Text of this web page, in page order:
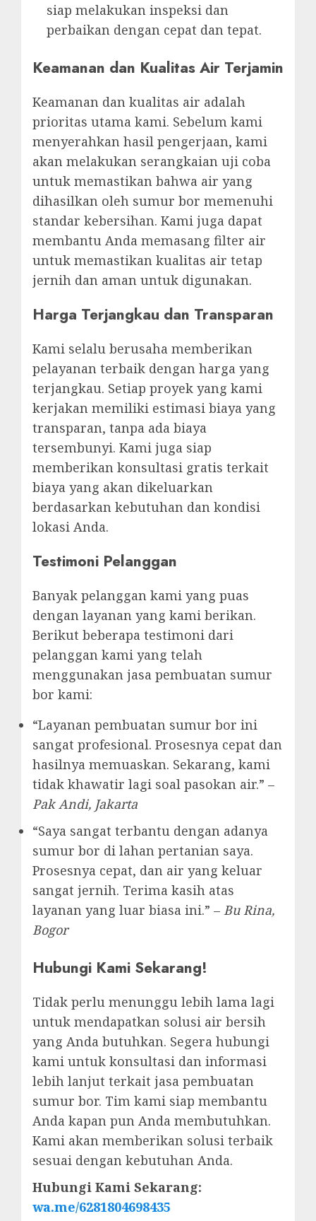
siap melakukan inspeksi dan
perbaikan dengan cepat dan tepat.
Keamanan dan Kualitas Air Terjamin
Keamanan dan kualitas air adalah
prioritas utama kami. Sebelum kami
menyerahkan hasil pengerjaan, kami
akan melakukan serangkaian uji coba
untuk memastikan bahwa air yang
dihasilkan oleh sumur bor memenuhi
standar kebersihan. Kami juga dapat
membantu Anda memasang filter air
untuk memastikan kualitas air tetap
jernih dan aman untuk digunakan.
Harga Terjangkau dan Transparan
Kami selalu berusaha memberikan
pelayanan terbaik dengan harga yang
terjangkau. Setiap proyek yang kami
kerjakan memiliki estimasi biaya yang
transparan, tanpa ada biaya
tersembunyi. Kami juga siap
memberikan konsultasi gratis terkait
biaya yang akan dikeluarkan
berdasarkan kebutuhan dan kondisi
lokasi Anda.
Testimoni Pelanggan
Banyak pelanggan kami yang puas
dengan layanan yang kami berikan.
Berikut beberapa testimoni dari
pelanggan kami yang telah
menggunakan jasa pembuatan sumur
bor kami:
“Layanan pembuatan sumur bor ini
sangat profesional. Prosesnya cepat dan
hasilnya memuaskan. Sekarang, kami
tidak khawatir lagi soal pasokan air.” –
Pak Andi, Jakarta
“Saya sangat terbantu dengan adanya
sumur bor di lahan pertanian saya.
Prosesnya cepat, dan air yang keluar
sangat jernih. Terima kasih atas
layanan yang luar biasa ini.” – Bu Rina,
Bogor
Hubungi Kami Sekarang!
Tidak perlu menunggu lebih lama lagi
untuk mendapatkan solusi air bersih
yang Anda butuhkan. Segera hubungi
kami untuk konsultasi dan informasi
lebih lanjut terkait jasa pembuatan
sumur bor. Tim kami siap membantu
Anda kapan pun Anda membutuhkan.
Kami akan memberikan solusi terbaik
sesuai dengan kebutuhan Anda.
Hubungi Kami Sekarang:
wa.me/6281804698435